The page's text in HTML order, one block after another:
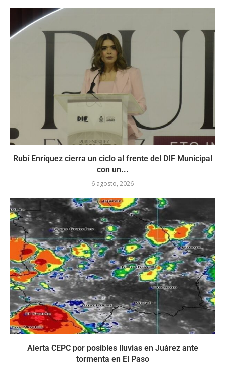
Rubí Enríquez cierra un ciclo al frente del DIF Municipal
con un...
6 agosto, 2026
Alerta CEPC por posibles lluvias en Juárez ante
tormenta en El Paso